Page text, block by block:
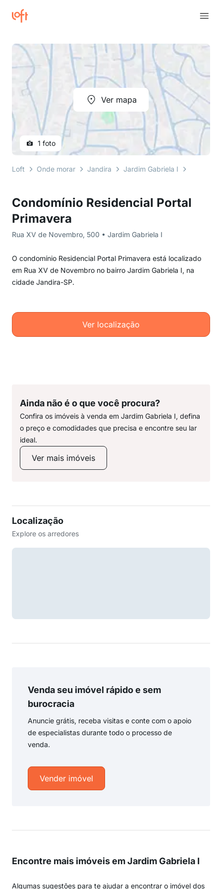
Condomínio Residencial Portal
Primavera
Rua XV de Novembro, 500 • Jardim Gabriela I
O condomínio Residencial Portal Primavera está localizado
em Rua XV de Novembro no bairro Jardim Gabriela I, na
cidade Jandira-SP.
Ver localização
Ver mapa
1 foto
Loft Onde morar Jandira Jardim Gabriela I
Ainda não é o que você procura?
Confira os imóveis à venda em Jardim Gabriela I, defina
o preço e comodidades que precisa e encontre seu lar
ideal.
Ver mais imóveis
Localização
Explore os arredores
Venda seu imóvel rápido e sem
burocracia
Anuncie grátis, receba visitas e conte com o apoio
de especialistas durante todo o processo de
venda.
Vender imóvel
Encontre mais imóveis em Jardim Gabriela I
Algumas sugestões para te ajudar a encontrar o imóvel dos